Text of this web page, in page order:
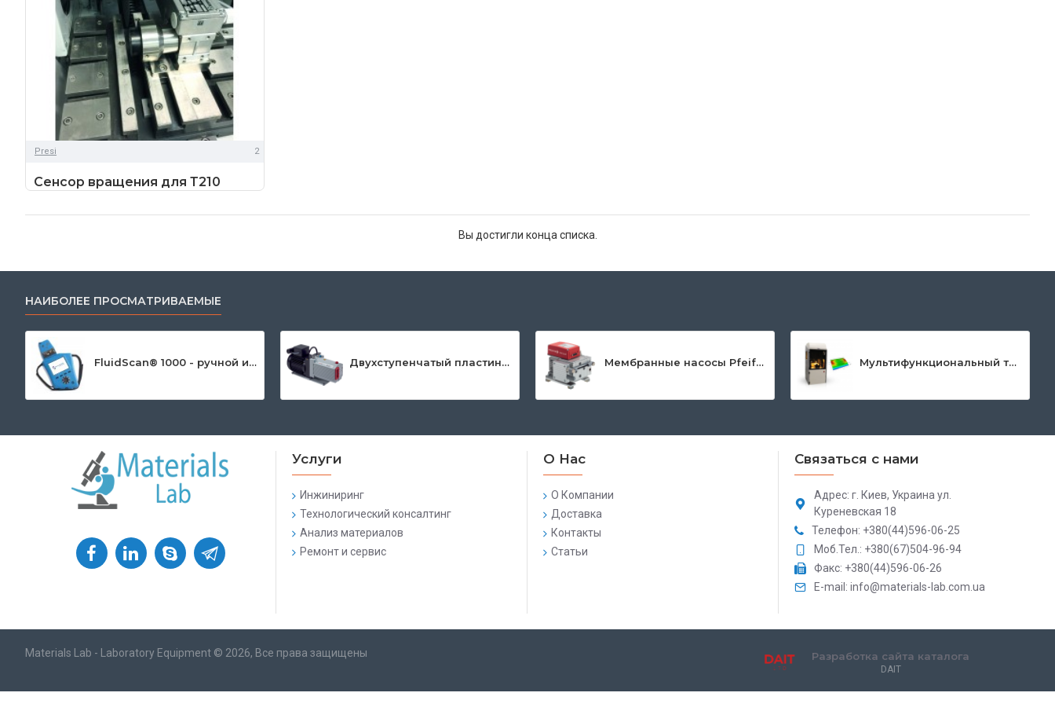
Presi 2
Сенсор вращения для Т210
Вы достигли конца списка.
НАИБОЛЕЕ ПРОСМАТРИВАЕМЫЕ
FluidScan® 1000 - ручной инфракрасный анализатор масла Двухступенчатый пластинчато-роторный насос серии DuoLine™ Мембранные насосы Pfeiffer Vacuum MVP Мультифункциональный трибометр MFT-5000
Услуги
Инжиниринг
Технологический консалтинг
Анализ материалов
Ремонт и сервис
О Нас
О Компании
Доставка
Контакты
Статьи
Связаться с нами
Адрес: г. Киев, Украина ул.
Куреневская 18
Телефон: +380(44)596-06-25
Моб.Тел.: +380(67)504-96-94
Факс: +380(44)596-06-26
E-mail: info@materials-lab.com.ua
Materials Lab - Laboratory Equipment © 2026, Все права защищены Разработка сайта каталога
DAIT